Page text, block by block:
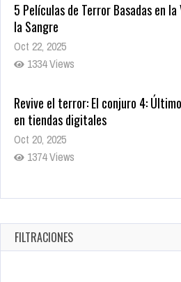
5 Películas de Terror Basadas en
la Sangre
Oct 22, 2025
1334 Views
Revive el terror: El conjuro 4:
en tiendas digitales
Oct 20, 2025
1374 Views
Warner Bros. lleva a las tiendas
Oct 17, 2025
1430 Views
FILTRACIONES